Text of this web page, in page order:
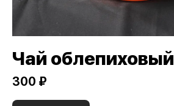
Чай облепиховый
300 ₽